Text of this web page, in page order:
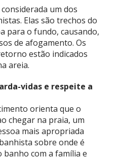
um dos
Elas são trechos do
para o fundo, causando,
de afogamento. Os
estão indicados
areia.
vidas e respeite a
orienta que o
chegar na praia, um
mais apropriada
sobre onde é
com a família e